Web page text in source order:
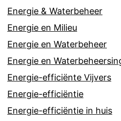
Energie & Waterbeheer
Energie en Milieu
Energie en Waterbeheer
Energie en
Energie-efficiënte Vijvers
Energie-efficiëntie
Energie-efficiëntie in huis